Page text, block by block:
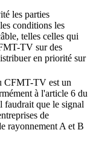
les parties
conditions les
telles celles qui
TV sur des
en priorité sur
CFMT-TV est un
à l'article 6 du
faudrait que le signal
de
rayonnement A et B